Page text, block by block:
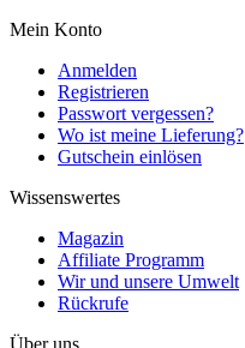
Mein Konto
Anmelden
Registrieren
Passwort vergessen?
Wo ist meine Lieferung?
Gutschein einlösen
Wissenswertes
Magazin
Affiliate Programm
Wir und unsere Umwelt
Rückrufe
Über uns